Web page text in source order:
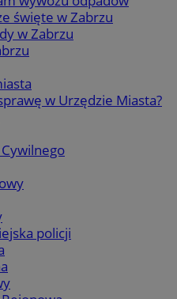
święte w Zabrzu
w Zabrzu
w Urzędzie Miasta?
policji